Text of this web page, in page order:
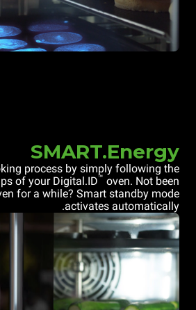
SMART.Energy
process by simply following the
of your Digital.ID™ oven. Not been
for a while? Smart standby mode
activates automatically.